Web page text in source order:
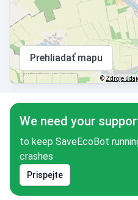
Prehliadať mapu
© Zdroje
We need your
to keep SaveEcoBot
crashes
Prispejte